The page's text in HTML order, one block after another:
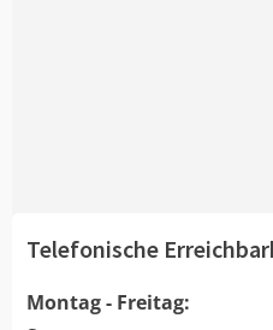
Telefonische
Montag - Freitag: